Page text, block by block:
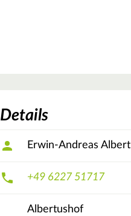
Details
Erwin-Andreas Albert
+49 6227 51717
Albertushof